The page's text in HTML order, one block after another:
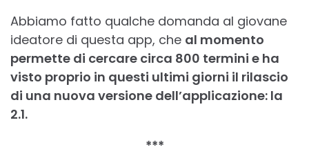
Abbiamo fatto qualche domanda al giovane
ideatore di questa app, che al momento
permette di cercare circa 800 termini e ha
visto proprio in questi ultimi giorni il rilascio
di una nuova versione dell’applicazione: la
2.1.
***